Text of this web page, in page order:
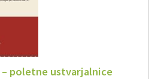
poletne ustvarjalnice